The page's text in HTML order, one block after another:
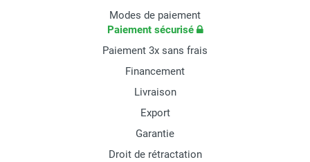
Modes de paiement
Paiement sécurisé
Paiement 3x sans frais
Financement
Livraison
Export
Garantie
Droit de rétractation